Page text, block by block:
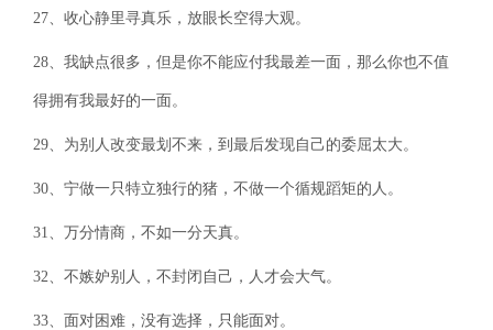
27、收心静里寻真乐，放眼长空得大观。
28、我缺点很多，但是你不能应付我最差一面，那么你也不值
得拥有我最好的一面。
29、为别人改变最划不来，到最后发现自己的委屈太大。
30、宁做一只特立独行的猪，不做一个循规蹈矩的人。
31、万分情商，不如一分天真。
32、不嫉妒别人，不封闭自己，人才会大气。
33、面对困难，没有选择，只能面对。